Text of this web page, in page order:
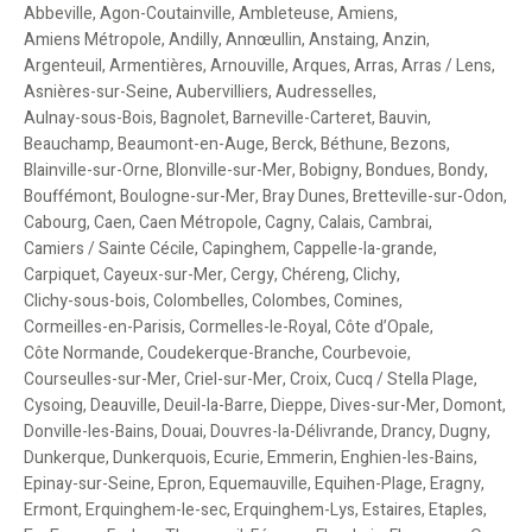
Abbeville,Agon-Coutainville,Ambleteuse,Amiens,
Amiens Métropole,Andilly,Annœullin,Anstaing,Anzin,
Argenteuil,Armentières,Arnouville,Arques,Arras,Arras / Lens,
Asnières-sur-Seine,Aubervilliers,Audresselles,
Aulnay-sous-Bois,Bagnolet,Barneville-Carteret,Bauvin,
Beauchamp,Beaumont-en-Auge,Berck,Béthune,Bezons,
Blainville-sur-Orne,Blonville-sur-Mer,Bobigny,Bondues,Bondy,
Bouffémont,Boulogne-sur-Mer,Bray Dunes,Bretteville-sur-Odon,
Cabourg,Caen,Caen Métropole,Cagny,Calais,Cambrai,
Camiers / Sainte Cécile,Capinghem,Cappelle-la-grande,
Carpiquet,Cayeux-sur-Mer,Cergy,Chéreng,Clichy,
Clichy-sous-bois,Colombelles,Colombes,Comines,
Cormeilles-en-Parisis,Cormelles-le-Royal,Côte d’Opale,
Côte Normande,Coudekerque-Branche,Courbevoie,
Courseulles-sur-Mer,Criel-sur-Mer,Croix,Cucq / Stella Plage,
Cysoing,Deauville,Deuil-la-Barre,Dieppe,Dives-sur-Mer,Domont,
Donville-les-Bains,Douai,Douvres-la-Délivrande,Drancy,Dugny,
Dunkerque,Dunkerquois,Ecurie,Emmerin,Enghien-les-Bains,
Epinay-sur-Seine,Epron,Equemauville,Equihen-Plage,Eragny,
Ermont,Erquinghem-le-sec,Erquinghem-Lys,Estaires,Etaples,